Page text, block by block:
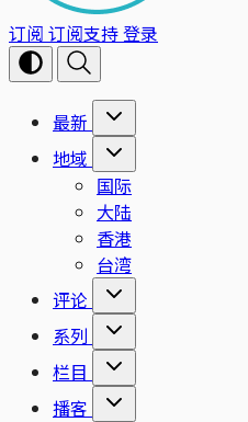
订阅 订阅支持登录
最新
地域
国际
大陆
香港
台湾
评论
系列
栏目
播客